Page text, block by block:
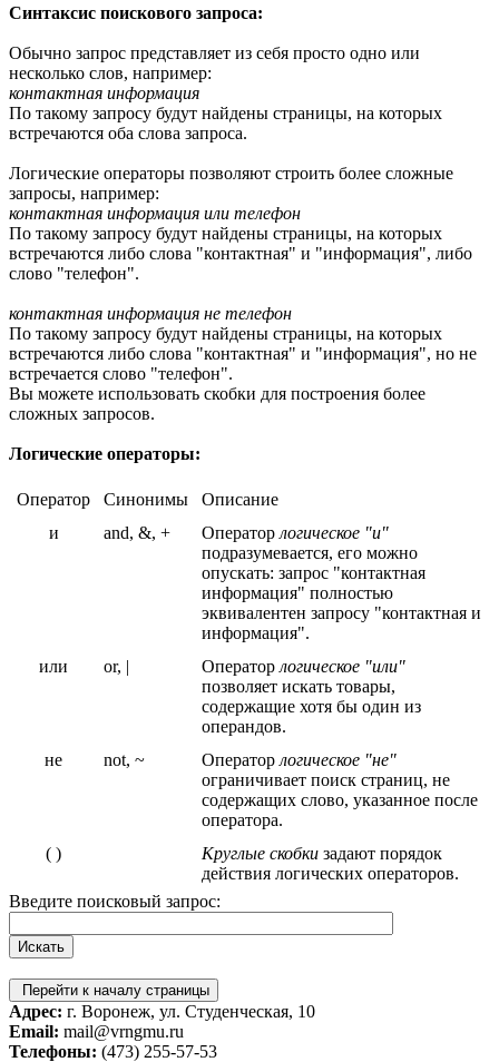
Синтаксис поискового запроса:
Обычно запрос представляет из себя просто одно или
несколько слов, например:
контактная информация
По такому запросу будут найдены страницы, на которых
встречаются оба слова запроса.
Логические операторы позволяют строить более сложные
запросы, например:
контактная информация или телефон
По такому запросу будут найдены страницы, на которых
встречаются либо слова "контактная" и "информация", либо
слово "телефон".
контактная информация не телефон
По такому запросу будут найдены страницы, на которых
встречаются либо слова "контактная" и "информация", но не
встречается слово "телефон".
Вы можете использовать скобки для построения более
сложных запросов.
Логические операторы:
Оператор Синонимы
Описание
и
and, &, + Оператор логическое "и"
подразумевается, его можно
опускать: запрос "контактная
информация" полностью
эквивалентен запросу "контактная и
информация".
или
or, | Оператор логическое "или"
позволяет искать товары,
содержащие хотя бы один из
операндов.
не
not, ~ Оператор логическое "не"
ограничивает поиск страниц, не
содержащих слово, указанное после
оператора.
( )
Круглые скобки задают порядок
действия логических операторов.
Введите поисковый запрос:
Перейти к началу страницы
Адрес: г. Воронеж, ул. Студенческая, 10
Email: mail@vrngmu.ru
Телефоны: (473) 255-57-53